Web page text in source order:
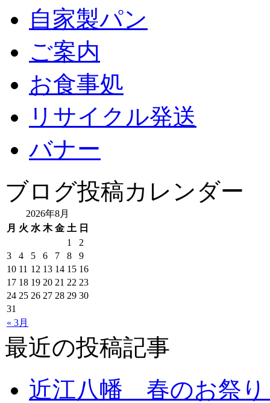
自家製パン
ご案内
お食事処
リサイクル発送
バナー
ブログ投稿カレンダー
2026年8月
月 火 水 木 金 土 日
« 3月
1
2
3
4 5 6 7 8
9
10 11 12 13 14 15 16
17 18 19 20 21 22 23
24 25 26 27 28 29 30
31
最近の投稿記事
近江八幡 春のお祭